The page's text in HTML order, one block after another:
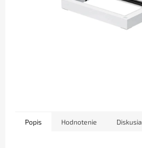
Popis Hodnotenie Diskusia